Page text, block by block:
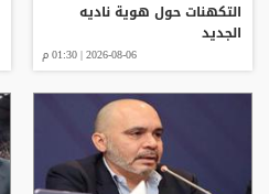
التكهنات حول هوية ناديه
الجديد
2026-08-06 | 01:30 م